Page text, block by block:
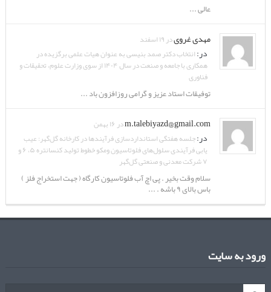
عالی ...
مهدی غرویدر ۱۹ اسفند
در:انتخاب دکتر صمد بنیسی به عنوان هیات علمی برگزیده در
همکاری با جامعه و صنعت در سال ۱۴۰۴ از سوی وزارت علوم، تحقیقات و
فناوری
توفیقات استاد عزیز و گرامی روزافزون باد ...
m.talebiyazd@gmail.comدر ۱۶ بهمن
در:جلسه هفتگی استانداردسازی فرآیندها در کارخانه گل‌گهر: عیب
یابی فرآیندی سلول‌های فلوتاسیون ومکو خطوط تولید کنسانتره ۵، ۶ و
۷ شرکت معدنی و صنعتی گل‌گهر
سلام وقت بخیر . پی اچ آب فلوتاسیون کارگاه ( جهت استخراج فلز )
باس بالای ۹ باشه . ...
ورود به سایت